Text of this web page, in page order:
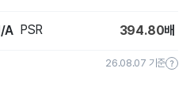
A PSR 394.80배
26.08.07 기준